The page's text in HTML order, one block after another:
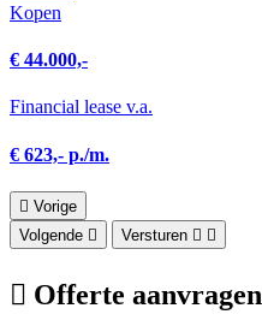
Kopen
€ 44.000,-
Financial lease v.a.
€ 623,- p./m.
Vorige
Volgende
Versturen
Offerte aanvragen